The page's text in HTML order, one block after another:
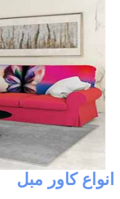
انواع کاور مبل